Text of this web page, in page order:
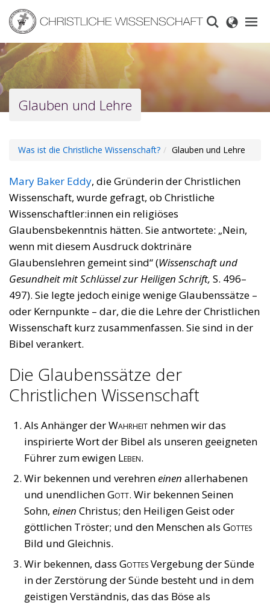
main
content
Glauben und Lehre
Was ist die Christliche Wissenschaft? Glauben und Lehre
Mary Baker Eddy, die Gründerin der Christlichen
Wissenschaft, wurde gefragt, ob Christliche
Wissenschaftler:innen ein religiöses
Glaubensbekenntnis hätten. Sie antwortete: „Nein,
wenn mit diesem Ausdruck doktrinäre
Glaubenslehren gemeint sind“ (Wissenschaft und
Gesundheit mit Schlüssel zur Heiligen Schrift, S. 496–
497). Sie legte jedoch einige wenige Glaubenssätze –
oder Kernpunkte – dar, die die Lehre der Christlichen
Wissenschaft kurz zusammenfassen. Sie sind in der
Bibel verankert.
Die Glaubenssätze der
Christlichen Wissenschaft
Als Anhänger derWahrheit nehmen wir das
inspirierte Wort der Bibel als unseren geeigneten
Führer zum ewigen Leben.
Wir bekennen und verehreneinen allerhabenen
und unendlichenGott. Wir bekennen Seinen
Sohn, einen Christus; den Heiligen Geist oder
göttlichen Tröster; und den Menschen als Gottes
Bild und Gleichnis.
Wir bekennen, dass GottesVergebung der Sünde
in der Zerstörung der Sünde besteht und in dem
geistigen Verständnis, das das Böse als